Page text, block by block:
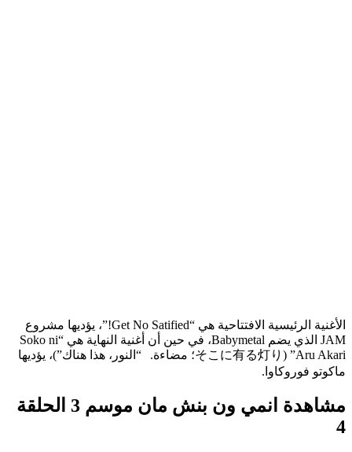
الأغنية الرئيسية الافتتاحية هي “Get No Satified!”، يؤديها مشروع
JAM الذي يضم Babymetal، في حين أن أغنية النهاية هي “Soko ni
Aru Akari” (そこに有る灯り؛ مضاءة. “النور، هذا هناك”)، يؤديها
ماكوتو فوروكاوا.
مشاهدة انمي ون بنش مان موسم 3 الحلقة
4